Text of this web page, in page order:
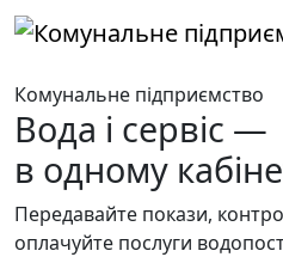
Перейти до вмісту
Комунальне підприємство
Вода і сервіс —
в одному
Передавайте покази,
оплачуйте послуги